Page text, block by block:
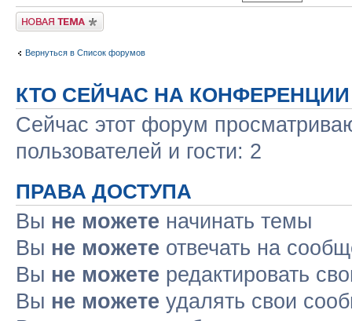
Новая тема
Вернуться в Список форумов
КТО СЕЙЧАС НА КОНФЕРЕНЦИИ
Сейчас этот форум
пользователей и гости: 2
ПРАВА ДОСТУПА
Вы не можете начинать темы
Вы не можете отвечать на
Вы не можете редактировать
Вы не можете удалять свои